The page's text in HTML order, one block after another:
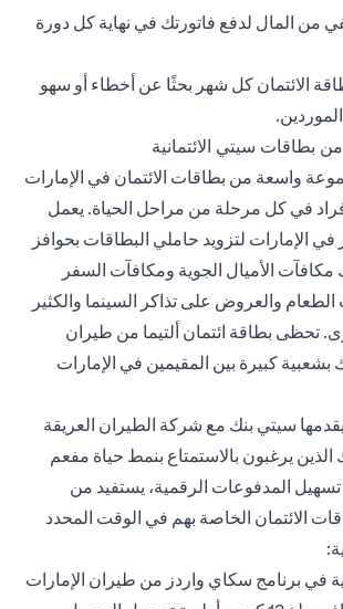
من المال لدفع فاتورتك في نهاية كل دورة
الائتمان كل شهر بحثًا عن أخطاء أو سهو
بطاقات سيتي الائتمانية
واسعة من بطاقات الائتمان في الإمارات
في كل مرحلة من مراحل الحياة. يعمل
الإمارات لتزويد حاملي البطاقات بحوافز
مكافآت الأميال الجوية ومكافآت السفر
والعروض على تذاكر السينما والكثير
تحظى بطاقة ائتمان ألتيما من طيران
بشعبية كبيرة بين المقيمين في الإمارات
سيتي بنك مع شركة الطيران العريقة
الذين يرغبون بالاستمتاع بنمط حياة مفعم
تسهيل المدفوعات الرقمية، يستفيد من
الائتمان الخاصة بهم في الوقت المحدد
في برنامج سكاي واردز من طيران الإمارات